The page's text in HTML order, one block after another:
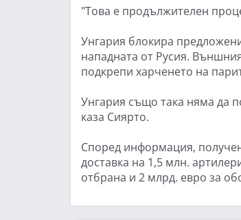
"Това е продължителен
Унгария блокира
нападната от Русия.
подкрепи харченето на
Унгария също така няма да
каза Сиярто.
Според информация,
доставка на 1,5 млн.
отбрана и 2 млрд. евро за